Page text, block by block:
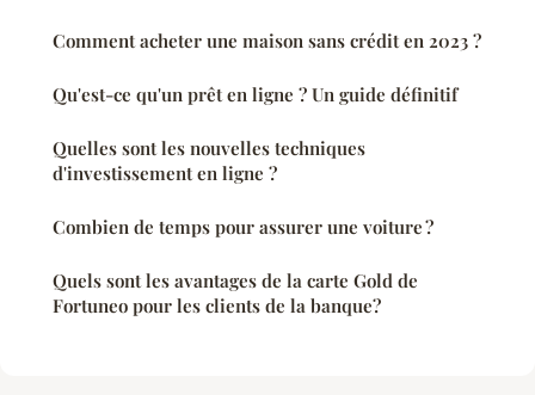
Comment acheter une maison sans crédit en 2023 ?
Qu'est-ce qu'un prêt en ligne ? Un guide définitif
Quelles sont les nouvelles techniques
d'investissement en ligne ?
Combien de temps pour assurer une voiture ?
Quels sont les avantages de la carte Gold de
Fortuneo pour les clients de la banque?